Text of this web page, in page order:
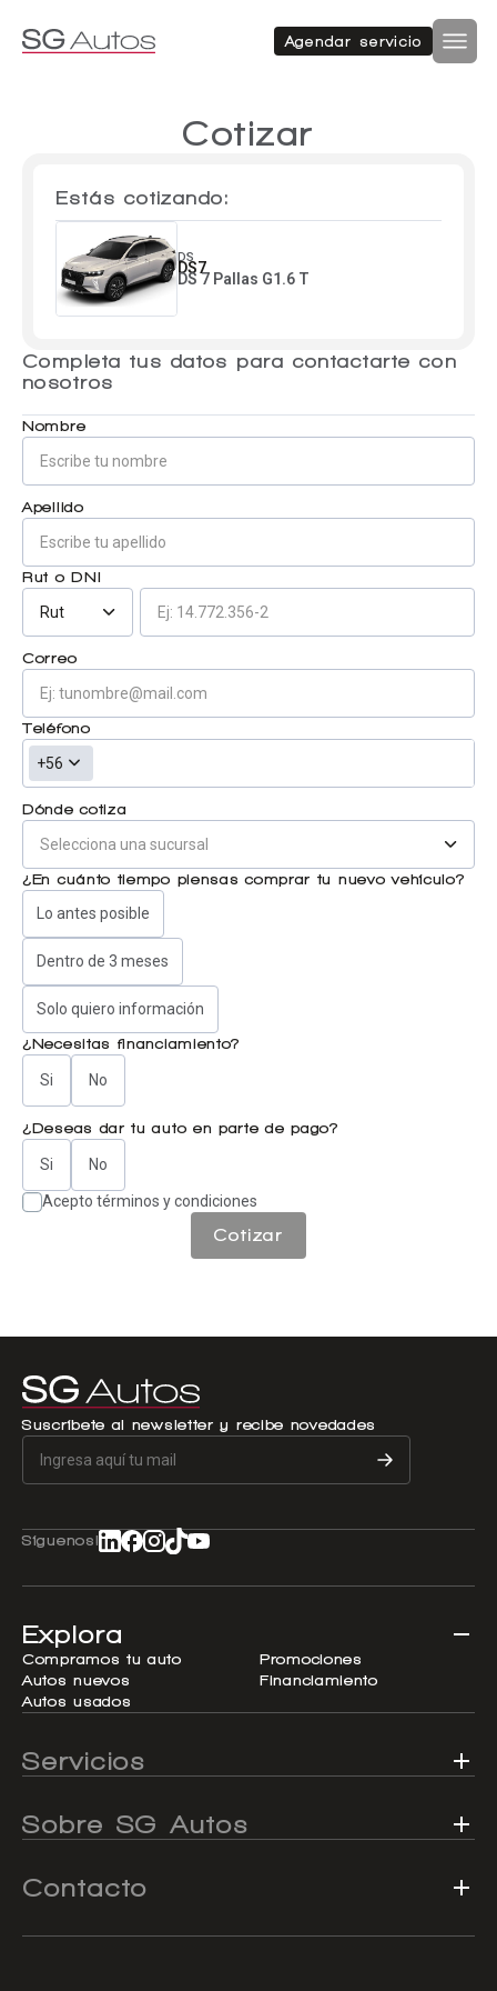
Agendar servicio
Autos usados
Repuestos
Sucursales
Compramos tu auto
Acerca de SG Autos
Financiamiento
Flotas
Centro de ayuda
Autos nuevos
Ver todo autos nuevos
Autos usados
Hatchback
Furgón
Doble cabina
Cotizar
Completa tus datos para contactarte con
nosotros
Nombre
Apellido
Rut o DNI
Rut
Correo
Teléfono
+56
Dónde cotiza
¿En cuánto tiempo piensas comprar tu nuevo vehículo?
Lo antes posible
Dentro de 3 meses
Solo quiero información
¿Necesitas financiamiento?
Si No
¿Deseas dar tu auto en parte de pago?
Si No
Acepto términos y condiciones
Cotizar
Estás cotizando:
DS
DS7
DS 7 Pallas G1.6 T
Suscríbete al newsletter y recibe novedades
Síguenos!
Explora
Compramos tu auto
Autos nuevos
Autos usados
Promociones
Financiamiento
Servicios
Sobre SG Autos
Contacto